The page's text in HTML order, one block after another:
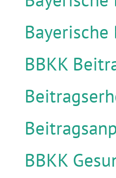
BBKK
BBKK